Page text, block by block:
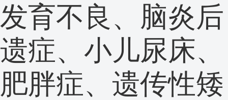
发育不良、脑炎后
遗症、小儿尿床、
肥胖症、遗传性矮